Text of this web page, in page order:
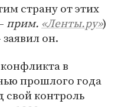
страну от этих
прим. «Ленты.ру»)
он.
в
прошлого года
свой контроль